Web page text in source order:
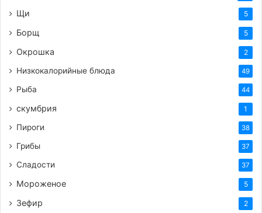
Щи 5
Борщ 5
Окрошка 2
Низкокалорийные блюда 49
Рыба 44
скумбрия 1
Пироги 38
Грибы 37
Сладости 37
Мороженое 5
Зефир 2